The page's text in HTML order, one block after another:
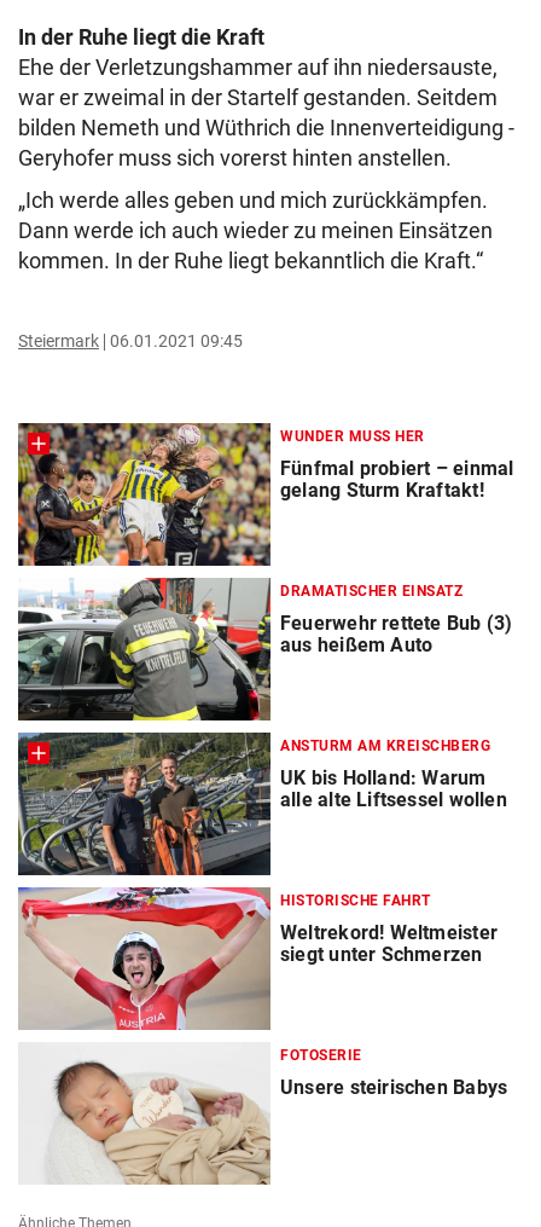
In der Ruhe liegt die Kraft
Ehe der Verletzungshammer auf ihn niedersauste,
war er zweimal in der Startelf gestanden. Seitdem
bilden Nemeth und Wüthrich die Innenverteidigung -
Geryhofer muss sich vorerst hinten anstellen.
„Ich werde alles geben und mich zurückkämpfen.
Dann werde ich auch wieder zu meinen Einsätzen
kommen. In der Ruhe liegt bekanntlich die Kraft.“
Steiermark 06.01.2021 09:45
WUNDER MUSS HER
Fünfmal probiert – einmal
gelang Sturm Kraftakt!
DRAMATISCHER EINSATZ
Feuerwehr rettete Bub (3)
aus heißem Auto
ANSTURM AM KREISCHBERG
UK bis Holland: Warum
alle alte Liftsessel wollen
HISTORISCHE FAHRT
Weltrekord! Weltmeister
siegt unter Schmerzen
FOTOSERIE
Unsere steirischen Babys